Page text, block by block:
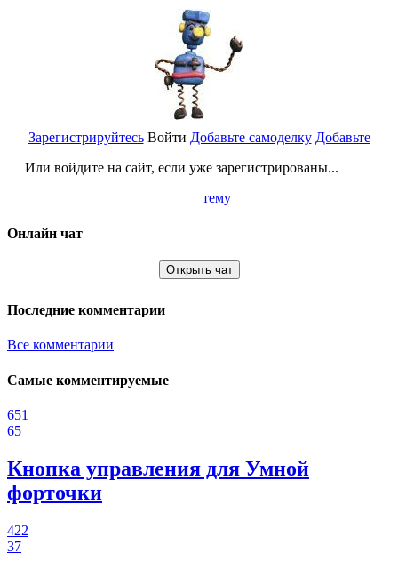
Зарегистрируйтесь
Или войдите на сайт, если уже зарегистрированы...
Войти Добавьте самоделку Добавьте
тему
Онлайн чат
Открыть чат
Последние комментарии
Все комментарии
Самые комментируемые
651
65
Кнопка управления для Умной
форточки
422
37